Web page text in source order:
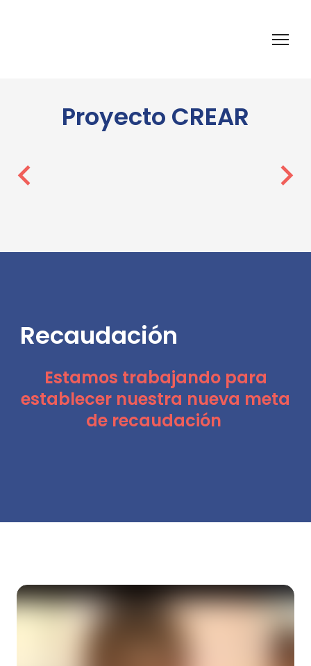
Proyecto CREAR
Recaudación
Estamos trabajando para
establecer nuestra nueva meta
de recaudación